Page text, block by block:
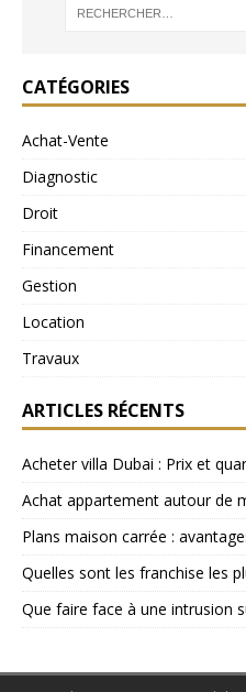
CATÉGORIES
Achat-Vente
Diagnostic
Droit
Financement
Gestion
Location
Travaux
ARTICLES RÉCENTS
Acheter villa Dubai : Prix et
Achat appartement autour de
Plans maison carrée :
Quelles sont les franchise les
Que faire face à une intrusion